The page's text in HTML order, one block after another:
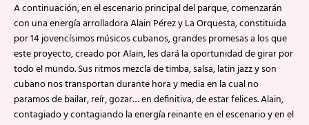
A continuación, en el escenario principal del parque, comenzarán
con una energía arrolladora Alain Pérez y La Orquesta, constituida
por 14 jovencísimos músicos cubanos, grandes promesas a los que
este proyecto, creado por Alain, les dará la oportunidad de girar por
todo el mundo. Sus ritmos mezcla de timba, salsa, latin jazz y son
cubano nos transportan durante hora y media en la cual no
paramos de bailar, reír, gozar… en definitiva, de estar felices. Alain,
contagiado y contagiando la energía reinante en el escenario y en el